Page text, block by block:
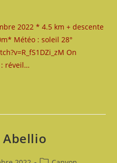
2022 * 4.5 km + descente
Météo : soleil 28°
On
réveil…
Abellio